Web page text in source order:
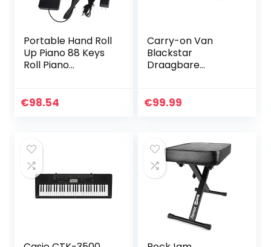
Portable Hand Roll
Up Piano 88 Keys
Roll Piano
Keyboard Built-in
€98.54
Carry-on Van
Blackstar
Draagbare
49 Toetsen USB
€99.99